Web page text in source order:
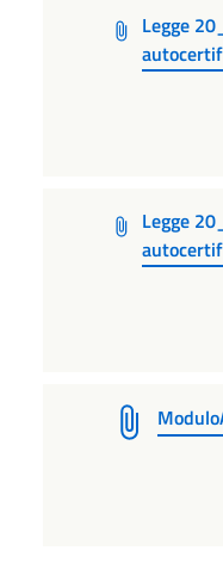
Legge
Legge